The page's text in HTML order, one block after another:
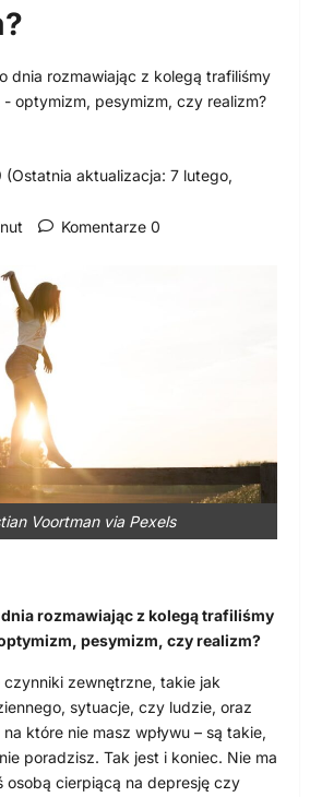
dnia rozmawiając z kolegą trafiliśmy
optymizm, pesymizm, czy realizm?
aktualizacja: 7 lutego,
Komentarze 0
Voortman via Pexels
rozmawiając z kolegą trafiliśmy
pesymizm, czy realizm?
zewnętrzne, takie jak
sytuacje, czy ludzie, oraz
które nie masz wpływu – są takie,
poradzisz. Tak jest i koniec. Nie ma
osobą cierpiącą na depresję czy